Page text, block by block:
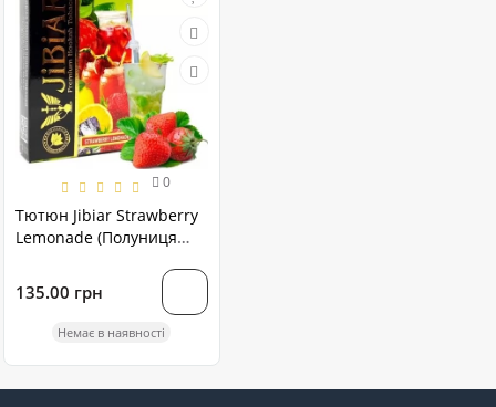
0
Тютюн Jibiar Strawberry
Lemonade (Полуниця
135.00 грн
Немає в наявності